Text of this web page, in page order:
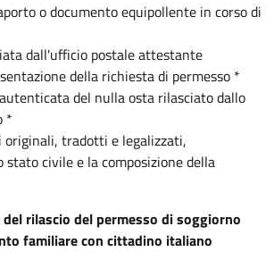
o documento equipollente in corso di
dall'ufficio postale attestante
della richiesta di permesso *
del nulla osta rilasciato dallo
*
originali, tradotti e legalizzati,
stato civile e la composizione della
rilascio del permesso di soggiorno
familiare con cittadino italiano